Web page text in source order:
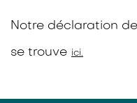
Notre déclaration
se trouve ici.